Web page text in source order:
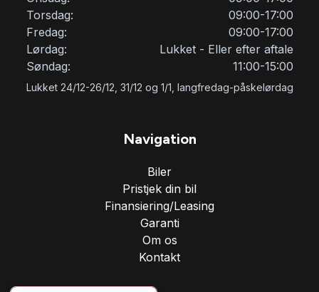
Torsdag:
09:00-17:00
Fredag:
09:00-17:00
Lørdag:
Lukket - Eller efter aftale
Søndag:
11:00-15:00
Lukket 24/12-26/12, 31/12 og 1/1, langfredag-påskelørdag
Navigation
Biler
Pristjek din bil
Finansiering/Leasing
Garanti
Om os
Kontakt